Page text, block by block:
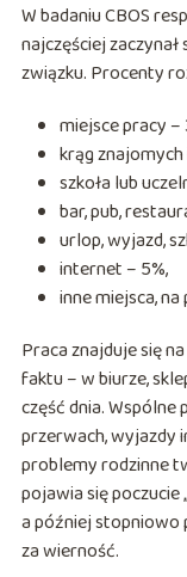
W badaniu CBOS
najczęściej
związku. Procenty
miejsce pracy –
krąg znajomych
szkoła lub
bar, pub,
urlop, wyjazd,
internet – 5%,
inne miejsca,
Praca znajduje się
faktu – w biurze,
część dnia.
przerwach, wyjazdy
problemy rodzinne
pojawia się poczucie
a później stopniowo
za wierność.